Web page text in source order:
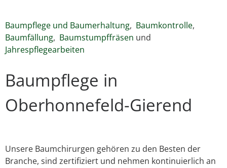
Baumpflege und Baumerhaltung, Baumkontrolle,
Baumfällung, Baumstumpffräsen und
Jahrespflegearbeiten
Baumpflege in
Oberhonnefeld-Gierend
Unsere Baumchirurgen gehören zu den Besten der
Branche, sind zertifiziert und nehmen kontinuierlich an